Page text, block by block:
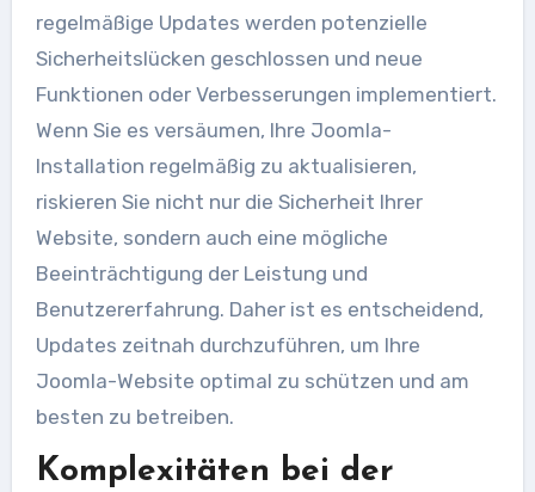
regelmäßige Updates werden potenzielle
Sicherheitslücken geschlossen und neue
Funktionen oder Verbesserungen implementiert.
Wenn Sie es versäumen, Ihre Joomla-
Installation regelmäßig zu aktualisieren,
riskieren Sie nicht nur die Sicherheit Ihrer
Website, sondern auch eine mögliche
Beeinträchtigung der Leistung und
Benutzererfahrung. Daher ist es entscheidend,
Updates zeitnah durchzuführen, um Ihre
Joomla-Website optimal zu schützen und am
besten zu betreiben.
Komplexitäten bei der